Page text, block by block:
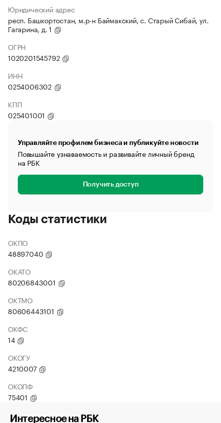
Юридический адрес
респ. Башкортостан, м.р-н Баймакский, с. Старый Сибай, ул.
Гагарина, д. 1
ОГРН
1020201545792
ИНН
0254006302
КПП
025401001
Управляйте профилем бизнеса и публикуйте новости
Повышайте узнаваемость и развивайте личный бренд
на РБК
Получить доступ
Коды статистики
ОКПО
48897040
ОКАТО
80206843001
ОКТМО
80606443101
ОКФС
14
ОКОГУ
4210007
ОКОПФ
75401
Интересное на РБК